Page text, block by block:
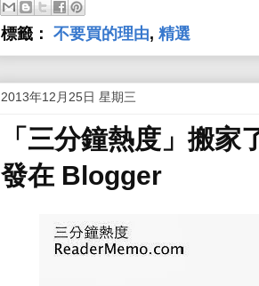
標籤： 不要買的理由, 精選
2013年12月25日 星期三
「三分鐘熱度」搬
發在 Blogger